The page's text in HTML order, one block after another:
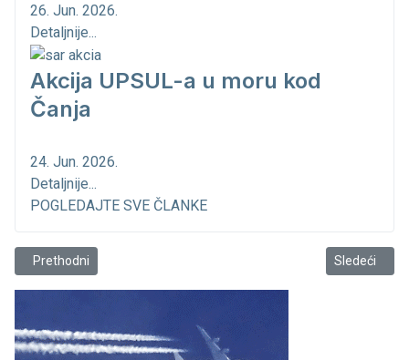
26. Jun. 2026.
Detaljnije...
Akcija UPSUL-a u moru kod
Čanja
24. Jun. 2026.
Detaljnije...
POGLEDAJTE SVE ČLANKE
Prethodni članak: Da li pristanište u Sutomoru treba da bude
Prethodni Sledeći
Sledeći